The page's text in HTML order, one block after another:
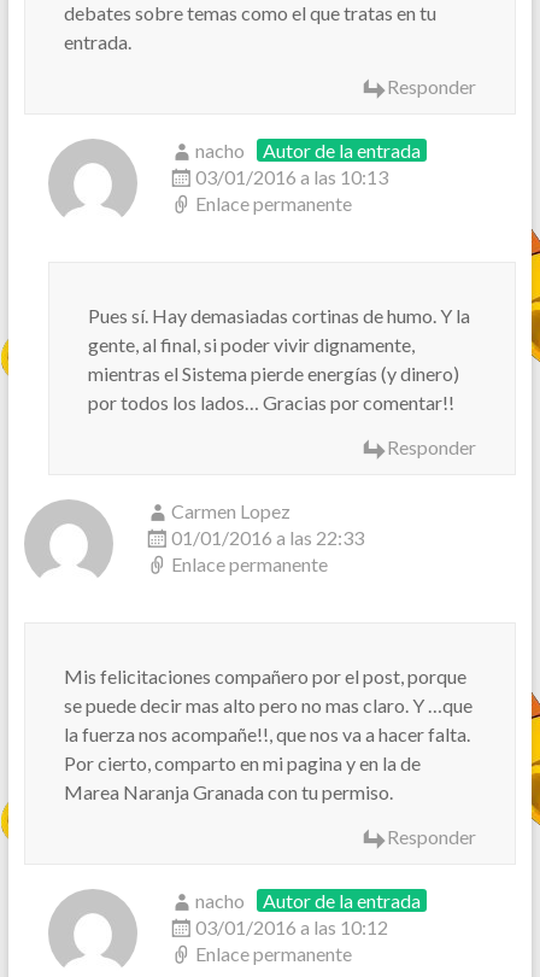
debates sobre temas como el que tratas en tu
entrada.
Responder
nacho
Autor de la entrada
03/01/2016 a las 10:13
Enlace permanente
Pues sí. Hay demasiadas cortinas de humo. Y la
gente, al final, si poder vivir dignamente,
mientras el Sistema pierde energías (y dinero)
por todos los lados… Gracias por comentar!!
Responder
Carmen Lopez
01/01/2016 a las 22:33
Enlace permanente
Mis felicitaciones compañero por el post, porque
se puede decir mas alto pero no mas claro. Y …que
la fuerza nos acompañe!!, que nos va a hacer falta.
Por cierto, comparto en mi pagina y en la de
Marea Naranja Granada con tu permiso.
Responder
nacho
Autor de la entrada
03/01/2016 a las 10:12
Enlace permanente